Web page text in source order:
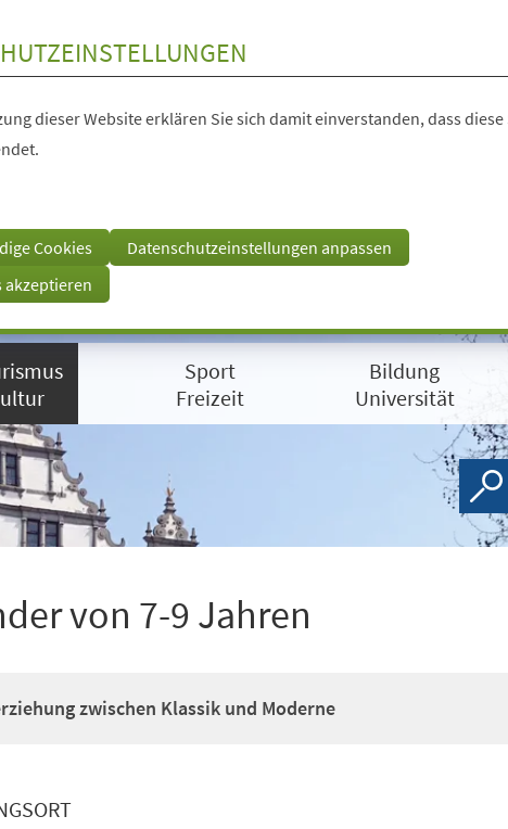
dieser Website erklären Sie sich damit einverstanden, dass diese
Cookies
Datenschutzeinstellungen anpassen
akzeptieren
Sport
Freizeit
Bildung
Universität
von 7-9 Jahren
zwischen Klassik und Moderne